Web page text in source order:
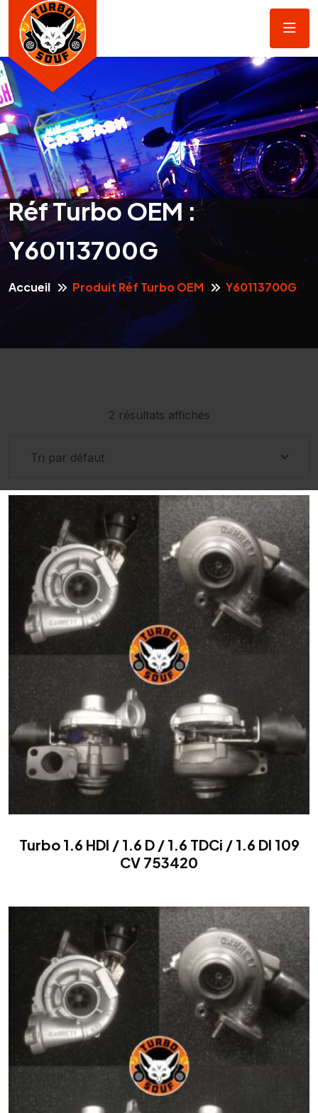
Réf Turbo OEM :
Y60113700G
Accueil Produit Réf Turbo OEM Y60113700G
2 résultats affichés
Turbo 1.6 HDI / 1.6 D / 1.6 TDCi / 1.6 DI 109
CV 753420